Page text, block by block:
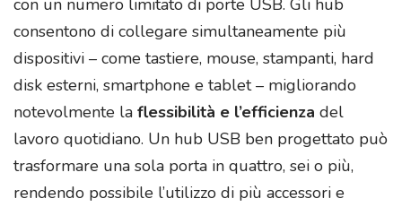
con un numero limitato di porte USB. Gli hub
consentono di collegare simultaneamente più
dispositivi – come tastiere, mouse, stampanti, hard
disk esterni, smartphone e tablet – migliorando
notevolmente la flessibilità e l’efficienza del
lavoro quotidiano. Un hub USB ben progettato può
trasformare una sola porta in quattro, sei o più,
rendendo possibile l’utilizzo di più accessori e